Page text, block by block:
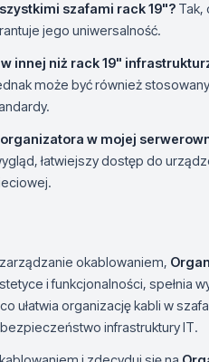
szafami rack 19"? Tak,
jego uniwersalność.
innej niż rack 19"
może być również
w mojej
łatwiejszy dostęp do
okablowaniem,
i funkcjonalności, spełnia
ułatwia organizację kabli w
infrastruktury IT.